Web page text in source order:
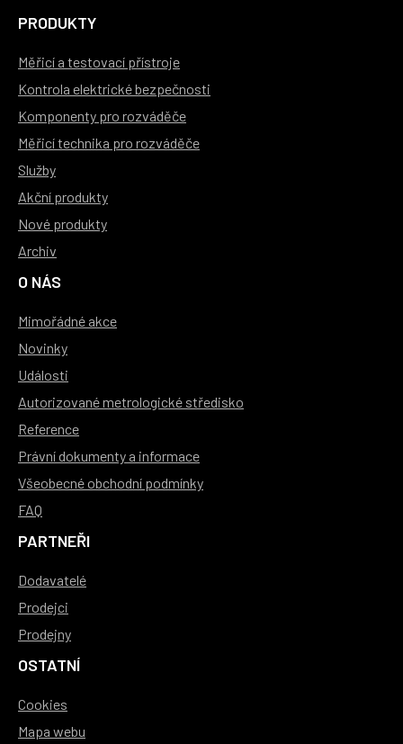
PRODUKTY
Měřicí a testovací přístroje
Kontrola elektrické bezpečnosti
Komponenty pro rozváděče
Měřicí technika pro rozváděče
Služby
Akční produkty
Nové produkty
Archiv
O NÁS
Mimořádné akce
Novinky
Události
Autorizované metrologické středisko
Reference
Právní dokumenty a informace
Všeobecné obchodní podmínky
FAQ
PARTNEŘI
Dodavatelé
Prodejci
Prodejny
OSTATNÍ
Cookies
Mapa webu